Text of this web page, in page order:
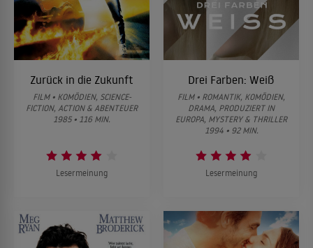
Zurück in die Zukunft
FILM • KOMÖDIEN, SCIENCE-
FICTION, ACTION & ABENTEUER
1985 • 116 MIN.
Lesermeinung
Drei Farben: Weiß
FILM • ROMANTIK, KOMÖDIEN,
DRAMA, PRODUZIERT IN
EUROPA, MYSTERY & THRILLER
1994 • 92 MIN.
Lesermeinung